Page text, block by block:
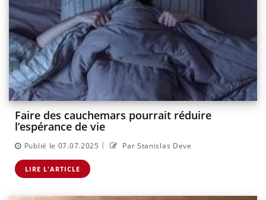
Faire des cauchemars pourrait réduire
l’espérance de vie
Publié le 07.07.2025 | Par Stanislas Deve
LIRE L'ARTICLE